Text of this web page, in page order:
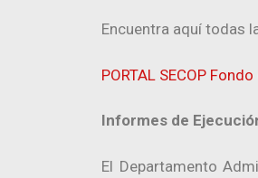
Encuentra aquí todas
PORTAL SECOP
Informes de
El Departamento